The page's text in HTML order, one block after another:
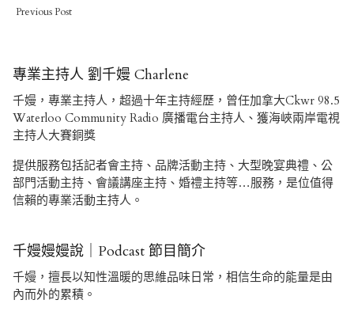
Previous Post
專業主持人 劉千嫚 Charlene
千嫚，專業主持人，超過十年主持經歷，曾任加拿大Ckwr 98.5
Waterloo Community Radio 廣播電台主持人、獲海峽兩岸電視
主持人大賽銅獎
提供服務包括記者會主持、品牌活動主持、大型晚宴典禮、公
部門活動主持、會議講座主持、婚禮主持等…服務，是位值得
信賴的專業活動主持人。
千嫚嫚嫚說｜Podcast 節目簡介
千嫚，擅長以知性溫暖的思維品味日常，相信生命的能量是由
內而外的累積。